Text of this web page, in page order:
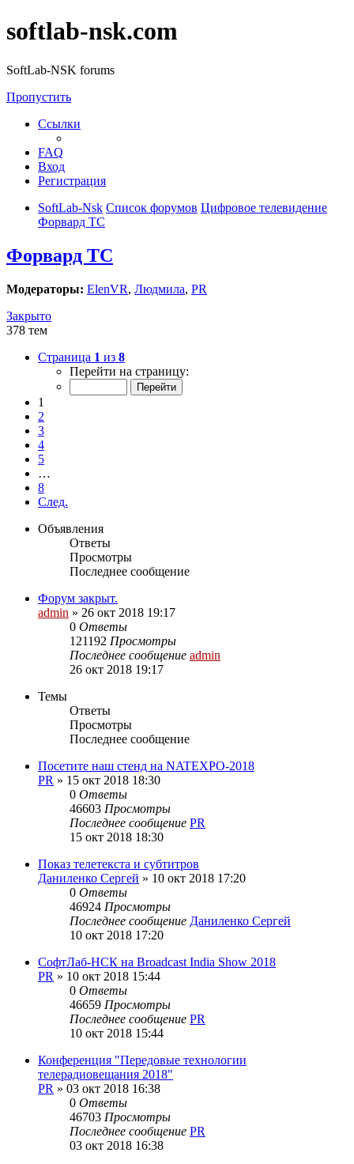
softlab-nsk.com
SoftLab-NSK forums
Пропустить
Ссылки
FAQ
Вход
Регистрация
SoftLab-Nsk Список форумов Цифровое телевидение
Форвард ТС
Форвард ТС
Модераторы: ElenVR, Людмила, PR
Закрыто
378 тем
Страница 1 из 8
Перейти на страницу:
1
2
3
4
5
…
8
След.
Объявления
Ответы
Просмотры
Последнее сообщение
Форум закрыт.
admin » 26 окт 2018 19:17
0 Ответы
121192 Просмотры
Последнее сообщение admin
26 окт 2018 19:17
Темы
Ответы
Просмотры
Последнее сообщение
Посетите наш стенд на NATEXPO-2018
PR » 15 окт 2018 18:30
0 Ответы
46603 Просмотры
Последнее сообщение PR
15 окт 2018 18:30
Показ телетекста и субтитров
Даниленко Сергей » 10 окт 2018 17:20
0 Ответы
46924 Просмотры
Последнее сообщение Даниленко Сергей
10 окт 2018 17:20
СофтЛаб-НСК на Broadcast India Show 2018
PR » 10 окт 2018 15:44
0 Ответы
46659 Просмотры
Последнее сообщение PR
10 окт 2018 15:44
Конференция "Передовые технологии
телерадиовещания 2018"
PR » 03 окт 2018 16:38
0 Ответы
46703 Просмотры
Последнее сообщение PR
03 окт 2018 16:38